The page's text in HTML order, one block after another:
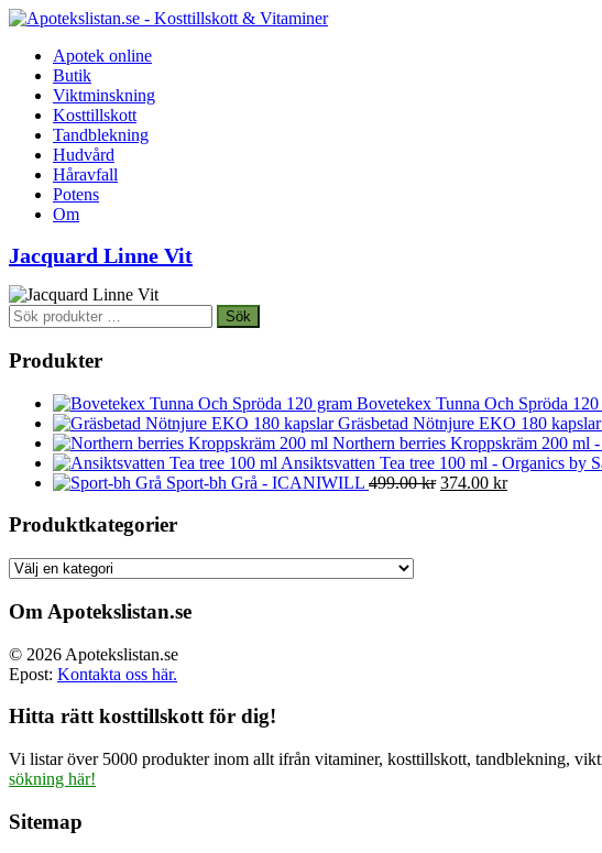
Apotek online
Butik
Viktminskning
Kosttillskott
Tandblekning
Hudvård
Håravfall
Potens
Om
Jacquard Linne Vit
Sök
efter:
Sök
Produkter
Bovetekex Tunna Och Spröda
Gräsbetad Nötnjure EKO 180
Northern berries Kroppskräm 200 ml
Ansiktsvatten Tea tree 100 ml - Organics by
Sport-bh Grå - ICANIWILL 499.00kr Det
374.00 krDet
Produktkategorier
Om Apotekslistan.se
© 2026 Apotekslistan.se
Epost: Kontakta oss här.
Hitta rätt kosttillskott för dig!
Vi listar över 5000 produkter inom allt ifrån vitaminer, kosttillskott, tandblekning,
sökning här!
Sitemap